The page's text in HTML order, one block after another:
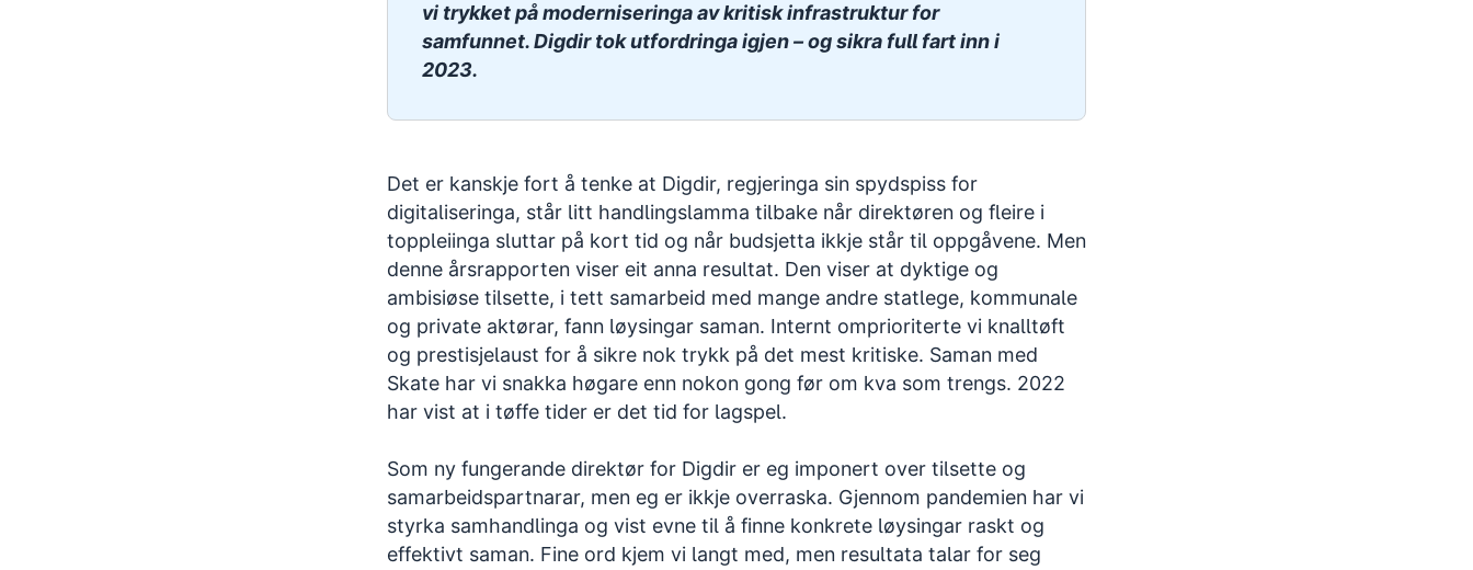
vi trykket på moderniseringa av kritisk infrastruktur for
samfunnet. Digdir tok utfordringa igjen – og sikra full fart inn i
2023.
Det er kanskje fort å tenke at Digdir, regjeringa sin spydspiss for
digitaliseringa, står litt handlingslamma tilbake når direktøren og fleire i
toppleiinga sluttar på kort tid og når budsjetta ikkje står til oppgåvene. Men
denne årsrapporten viser eit anna resultat. Den viser at dyktige og
ambisiøse tilsette, i tett samarbeid med mange andre statlege, kommunale
og private aktørar, fann løysingar saman. Internt omprioriterte vi knalltøft
og prestisjelaust for å sikre nok trykk på det mest kritiske. Saman med
Skate har vi snakka høgare enn nokon gong før om kva som trengs. 2022
har vist at i tøffe tider er det tid for lagspel.
Som ny fungerande direktør for Digdir er eg imponert over tilsette og
samarbeidspartnarar, men eg er ikkje overraska. Gjennom pandemien har vi
styrka samhandlinga og vist evne til å finne konkrete løysingar raskt og
effektivt saman. Fine ord kjem vi langt med, men resultata talar for seg